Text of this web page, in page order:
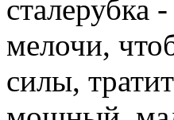
сталерубка
мелочи,
силы,